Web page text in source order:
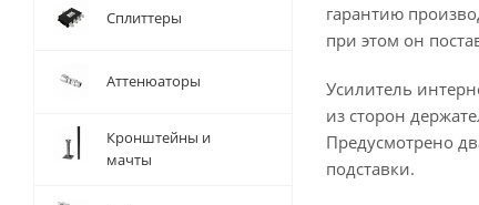
гарантию
при этом он
Усилитель
из сторон
Предусмотрено
подставки.
Сплиттеры
Аттенюаторы
Кронштейны и
мачты